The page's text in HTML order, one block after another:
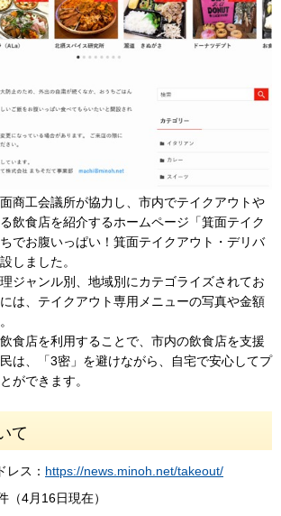
商工会議所が協力し、市内でテイクアウトや
飲食店を紹介するホームページ「箕面テイク
でお腹いっぱい！箕面テイクアウト・デリバ
しました。
ジャンル別、地域別にカテゴライズされてお
は、テイクアウト専用メニューの写真や金額
食店を利用することで、市内の飲食店を支援
は、「3密」を避けながら、自宅で安心してプ
ができます。
て
レス： https://news.minoh.net/takeout/
（4月16日現在）